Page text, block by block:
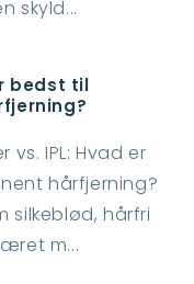
skyld...
bedst til
vs. IPL: Hvad er
hårfjerning?
silkeblød, hårfri
m...